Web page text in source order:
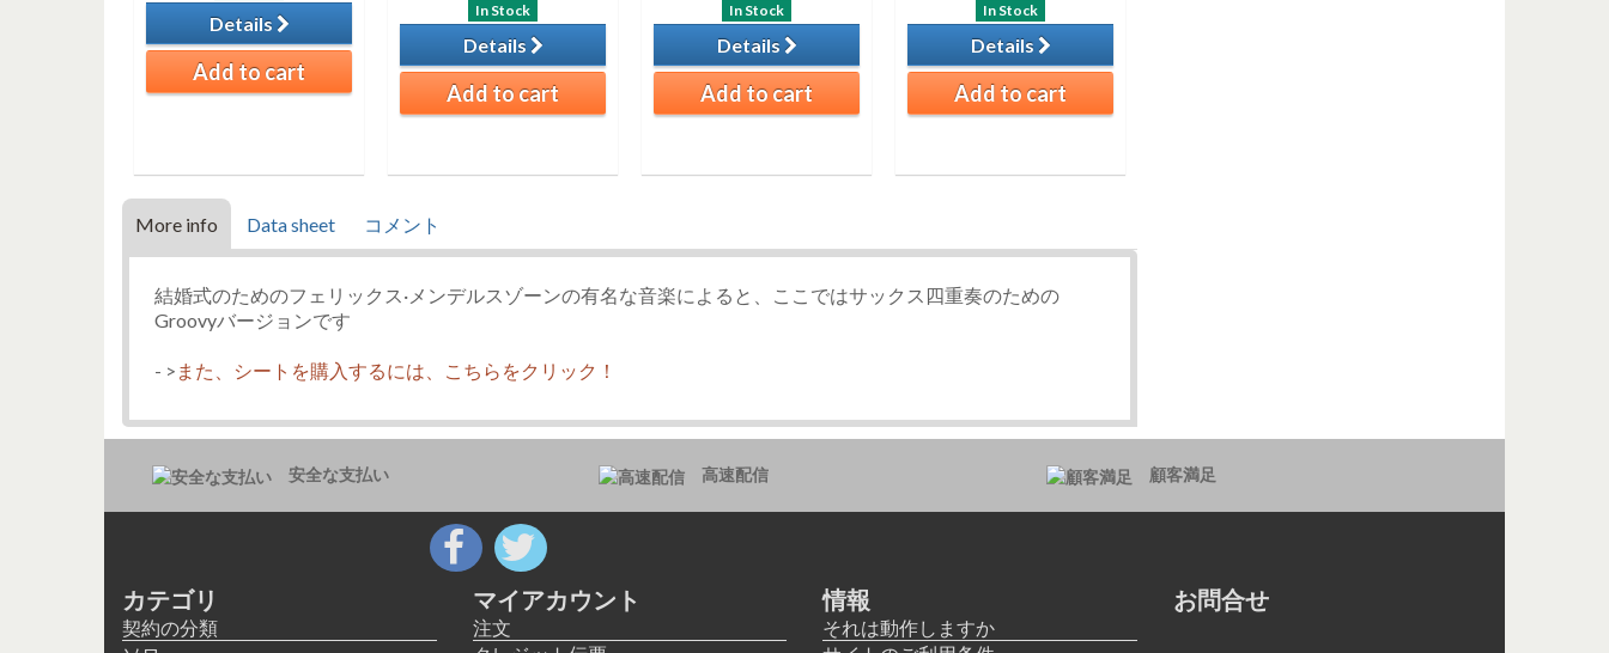
Details
Add to cart
In Stock
Details
Add to cart
In Stock
Details
Add to cart
In Stock
Details
Add to cart
More info Data sheet コメント
結婚式のためのフェリックス·メンデルスゾーンの有名な音楽によると、ここではサックス四重奏のための
Groovyバージョンです
- > また、シートを購入するには、こちらをクリック！
安全な支払い 高速配信 顧客満足
カテゴリ
契約の分類
マイアカウント
注文
情報
それは動作しますか
お問合せ